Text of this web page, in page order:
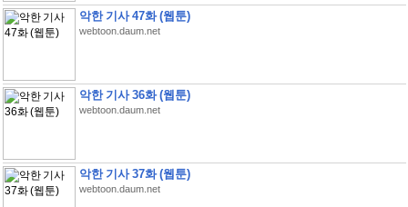
악한 기사 47화 (웹툰)
webtoon.daum.net
악한 기사 36화 (웹툰)
webtoon.daum.net
악한 기사 37화 (웹툰)
webtoon.daum.net